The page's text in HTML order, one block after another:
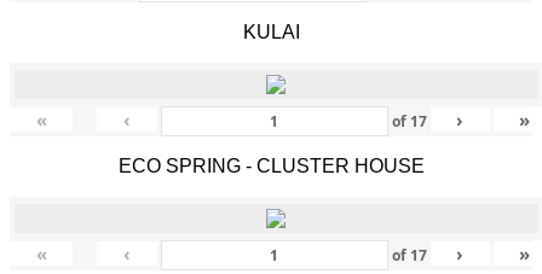
KULAI
« ‹ of 17 › »
ECO SPRING - CLUSTER HOUSE
« ‹ of 17 › »